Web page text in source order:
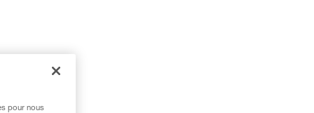
pour nous